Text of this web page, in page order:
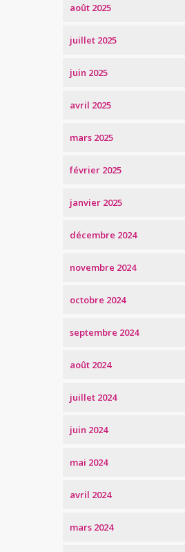
août 2025
juillet 2025
juin 2025
avril 2025
mars 2025
février 2025
janvier 2025
décembre 2024
novembre 2024
octobre 2024
septembre 2024
août 2024
juillet 2024
juin 2024
mai 2024
avril 2024
mars 2024